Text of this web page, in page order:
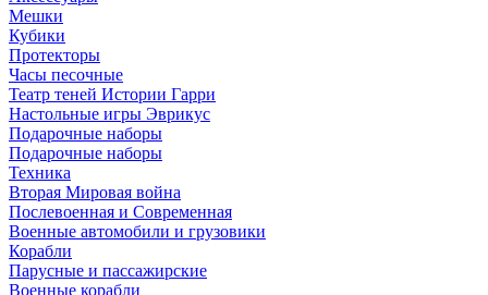
Мешки
Кубики
Протекторы
Часы песочные
Театр теней Истории Гарри
Настольные игры Эврикус
Подарочные наборы
Подарочные наборы
Техника
Вторая Мировая война
Послевоенная и Современная
Военные автомобили и грузовики
Корабли
Парусные и пассажирские
Военные корабли